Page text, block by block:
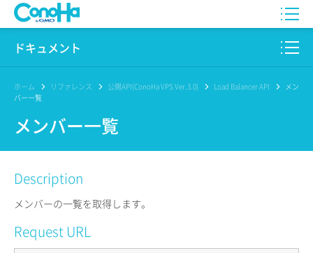
WING
Pencil
サービス一覧
サポート
ドキュメント
このサイトについて
プロダクト
リファレンス
リリースノート
ホーム リファレンス 公開API(ConoHa VPS Ver.3.0) Load Balancer API
メン
バー一覧
メンバー一覧
Description
メンバーの一覧を取得します。
Request URL